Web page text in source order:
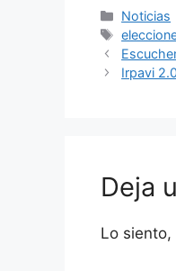
como
de Cómputo
Noticias
Irpavi
Deja
Lo